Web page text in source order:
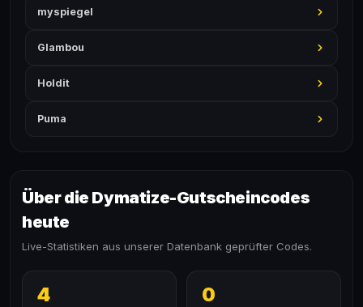
myspiegel
Glambou
Holdit
Puma
Über die Dymatize-Gutscheincodes
heute
Live-Statistiken aus unserer Datenbank geprüfter Codes.
4 0